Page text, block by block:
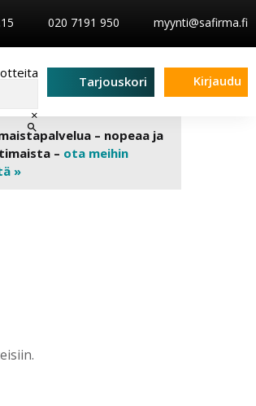
020 7191 950 myynti@safirma.fi
×
Tarjouskori Kirjaudu
– nopeaa ja
– ota meihin
»